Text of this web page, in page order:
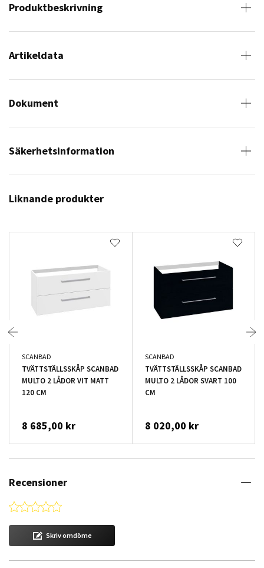
Produktbeskrivning
Artikeldata
Dokument
Säkerhetsinformation
Liknande produkter
SCANBAD
TVÄTTSTÄLLSSKÅP SCANBAD
MULTO 2 LÅDOR VIT MATT
120 CM
8 685,00 kr
SCANBAD
TVÄTTSTÄLLSSKÅP SCANBAD
MULTO 2 LÅDOR SVART 100
CM
8 020,00 kr
Recensioner
0.0 star rating
Skriv omdöme